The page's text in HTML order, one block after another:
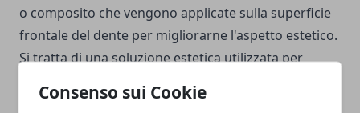
Consenso sui Cookie
o composito che vengono applicate sulla superficie
frontale del dente per migliorarne l'aspetto estetico.
Si tratta di una soluzione estetica utilizzata per
scheggiature. I materialiprincipali